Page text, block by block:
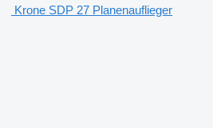
Krone SDP 27 Planenauflieger